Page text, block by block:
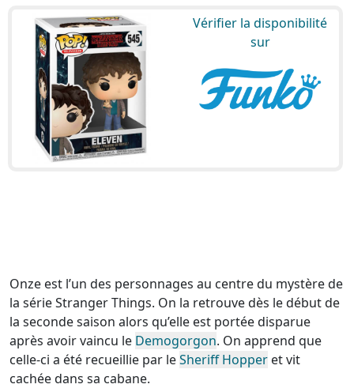
Vérifier la disponibilité
sur
Onze est l’un des personnages au centre du mystère de
la série Stranger Things. On la retrouve dès le début de
la seconde saison alors qu’elle est portée disparue
après avoir vaincu le Demogorgon. On apprend que
celle-ci a été recueillie par leSheriff Hopper et vit
cachée dans sa cabane.